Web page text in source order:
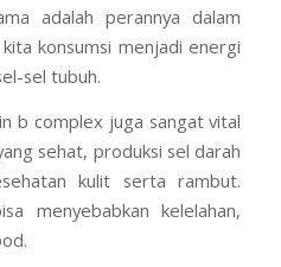
adalah perannya dalam
konsumsi menjadi energi
sel tubuh.
b complex juga sangat vital
sehat, produksi sel darah
kulit serta rambut.
menyebabkan kelelahan,